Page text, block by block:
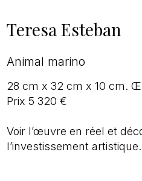
Teresa Esteban
Animal marino
28 cm x 32 cm x 10 cm.
Prix 5 320 €
Voir l’œuvre en réel et
l’investissement artistique.